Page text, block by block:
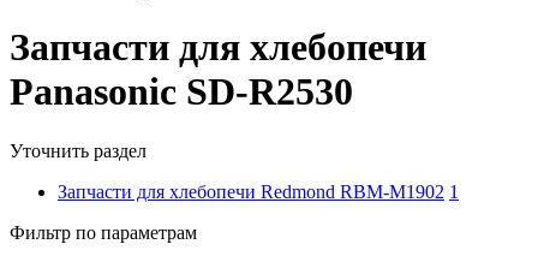
Запчасти для хлебопечи
Panasonic SD-R2530
Уточнить раздел
Запчасти для хлебопечи Redmond RBM-M1902 1
Фильтр по параметрам